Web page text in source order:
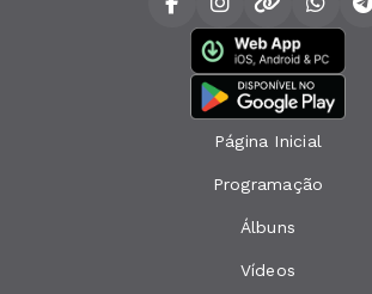
Página Inicial
Programação
Álbuns
Vídeos